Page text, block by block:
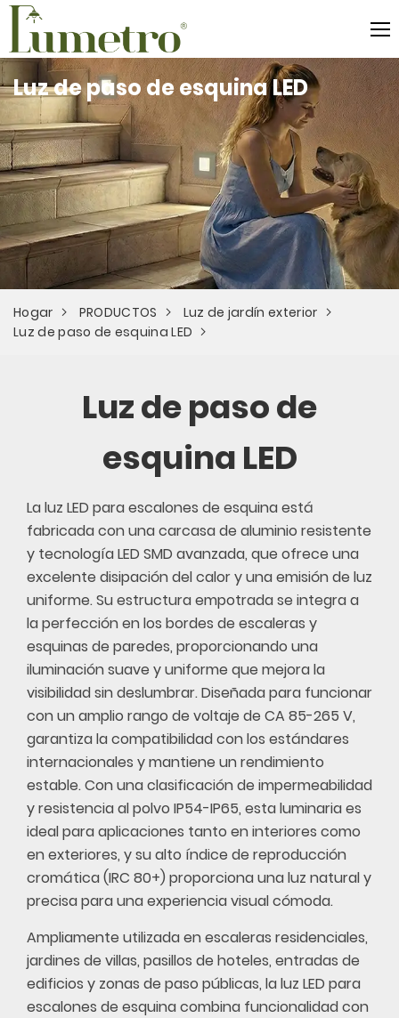
Luz de paso de esquina LED
Hogar PRODUCTOS
Luz de jardín exterior
Luz de paso de esquina LED
Luz de paso de
esquina LED
La luz LED para escalones de esquina está
fabricada con una carcasa de aluminio resistente
y tecnología LED SMD avanzada, que ofrece una
excelente disipación del calor y una emisión de luz
uniforme. Su estructura empotrada se integra a
la perfección en los bordes de escaleras y
esquinas de paredes, proporcionando una
iluminación suave y uniforme que mejora la
visibilidad sin deslumbrar. Diseñada para funcionar
con un amplio rango de voltaje de CA 85-265 V,
garantiza la compatibilidad con los estándares
internacionales y mantiene un rendimiento
estable. Con una clasificación de impermeabilidad
y resistencia al polvo IP54-IP65, esta luminaria es
ideal para aplicaciones tanto en interiores como
en exteriores, y su alto índice de reproducción
cromática (IRC 80+) proporciona una luz natural y
precisa para una experiencia visual cómoda.
Ampliamente utilizada en escaleras residenciales,
jardines de villas, pasillos de hoteles, entradas de
edificios y zonas de paso públicas, la luz LED para
escalones de esquina combina funcionalidad con